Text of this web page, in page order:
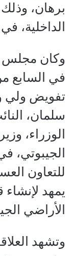
برهان،
الداخلية،
وكان مجلس
في السابع
تفويض ولي
سلمان،
الوزراء،
الجيبوتي،
للتعاون
يمهد
الأراضي
وتشهد